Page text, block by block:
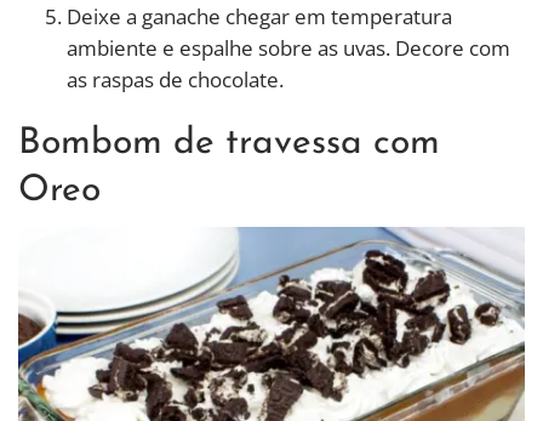
Deixe a ganache chegar em temperatura
ambiente e espalhe sobre as uvas. Decore com
as raspas de chocolate.
Bombom de travessa com
Oreo